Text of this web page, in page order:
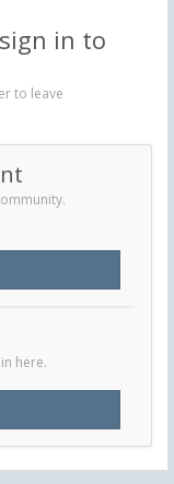
in to
to leave
here.